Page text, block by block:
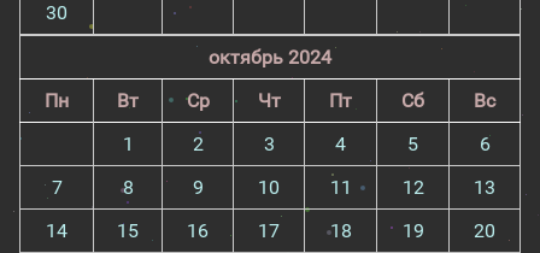
30
октябрь 2024
Пн
Вт Ср Чт Пт Сб
Вс
1
2 3 4 5
6
7
8 9 10 11 12
13
14
15 16 17 18 19
20